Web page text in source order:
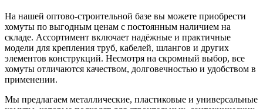
На нашей оптово-строительной базе вы можете приобрести
хомуты по выгодным ценам с постоянным наличием на
складе. Ассортимент включает надёжные и практичные
модели для крепления труб, кабелей, шлангов и других
элементов конструкций. Несмотря на скромный выбор, все
хомуты отличаются качеством, долговечностью и удобством в
применении.
Мы предлагаем металлические, пластиковые и универсальные